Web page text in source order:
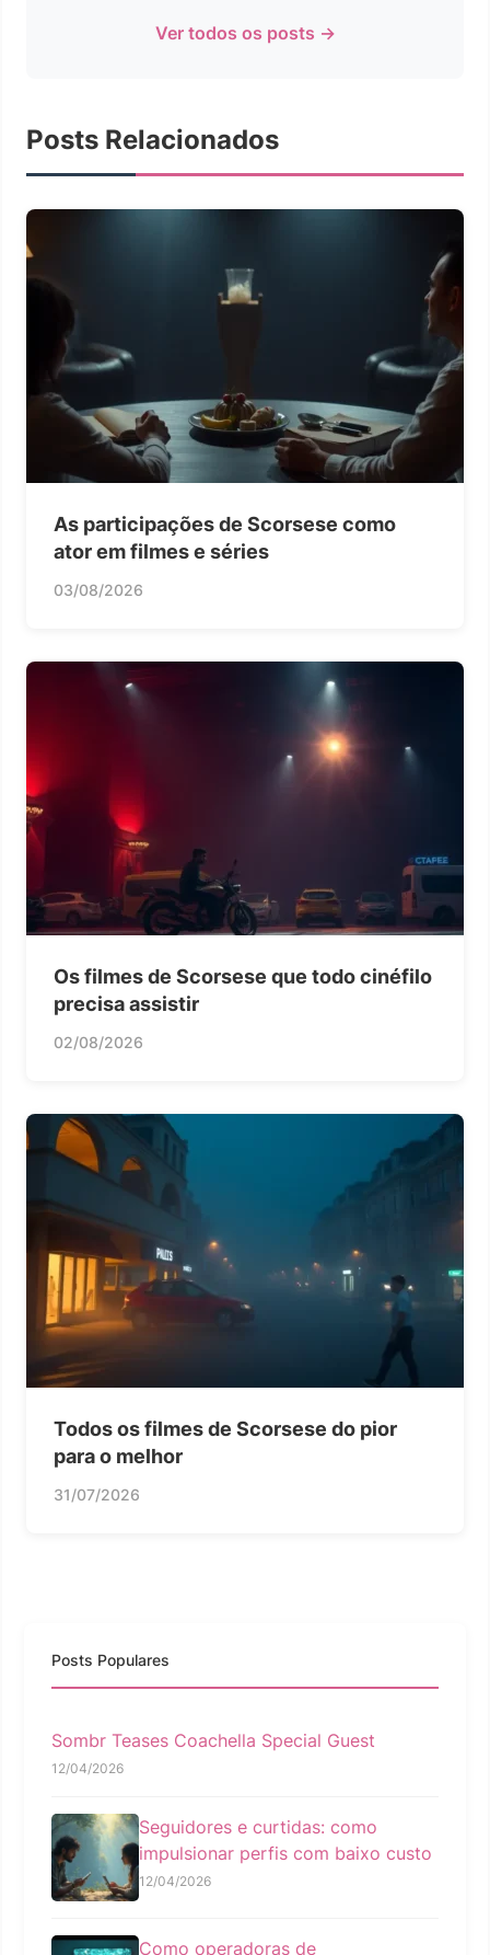
Ver todos os posts →
Posts Relacionados
As participações de Scorsese como
ator em filmes e séries
03/08/2026
Os filmes de Scorsese que todo cinéfilo
precisa assistir
02/08/2026
Todos os filmes de Scorsese do pior
para o melhor
31/07/2026
Posts Populares
Sombr Teases Coachella Special Guest
12/04/2026
Seguidores e curtidas: como
impulsionar perfis com baixo custo
12/04/2026
Como operadoras de